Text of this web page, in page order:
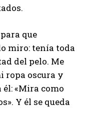
que
miro: tenía toda
del pelo. Me
ropa oscura y
«Mira como
Y él se queda